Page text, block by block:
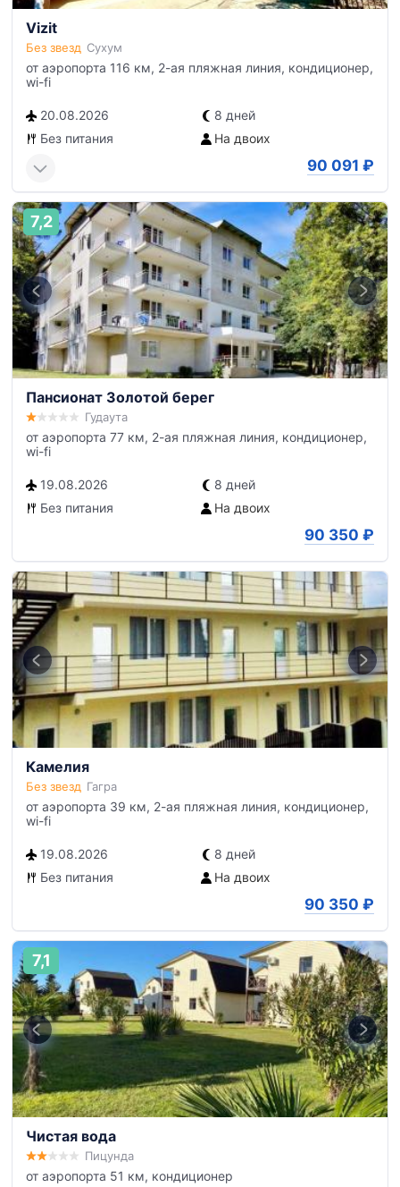
Vizit
Без звезд Сухум
от аэропорта 116 км, 2-ая пляжная линия, кондиционер,
wi-fi
20.08.2026
8 дней
Без питания
На двоих
90 091 ₽
7,2
Пансионат Золотой берег
Гудаута
от аэропорта 77 км, 2-ая пляжная линия, кондиционер,
wi-fi
19.08.2026
8 дней
Без питания
На двоих
90 350 ₽
Камелия
Без звезд Гагра
от аэропорта 39 км, 2-ая пляжная линия, кондиционер,
wi-fi
19.08.2026
8 дней
Без питания
На двоих
90 350 ₽
7,1
Чистая вода
Пицунда
от аэропорта 51 км, кондиционер